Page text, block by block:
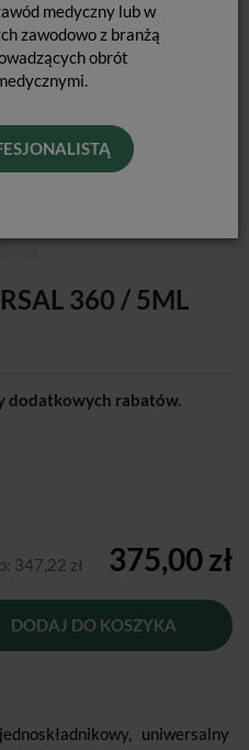
medyczny lub w
zawodowo z branżą
obrót
360 / 5ML
dodatkowych rabatów.
347,22 zł 375,00 zł
DODAJ DO KOSZYKA
uniwersalny